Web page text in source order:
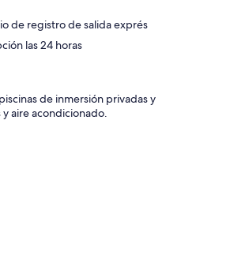
de registro de salida exprés
las 24 horas
de inmersión privadas y
aire acondicionado.